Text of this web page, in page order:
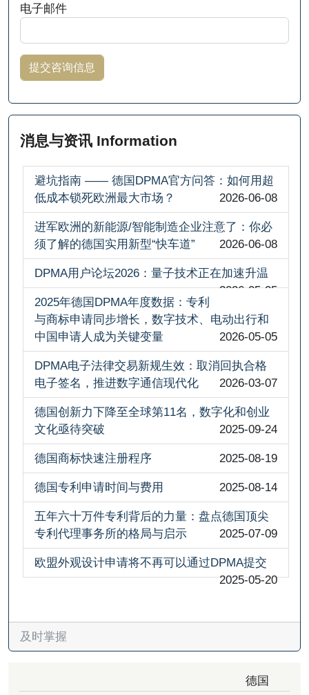
电子邮件
消息与资讯 Information
避坑指南 —— 德国DPMA官方问答：如何用超
低成本锁死欧洲最大市场？
2026-06-08
进军欧洲的新能源/智能制造企业注意了：你必
须了解的德国实用新型“快车道”
2026-06-08
DPMA用户论坛2026：量子技术正在加速升温
2026-05-05
2025年德国DPMA年度数据：专利
与商标申请同步增长，数字技术、电动出行和
中国申请人成为关键变量
2026-05-05
DPMA电子法律交易新规生效：取消回执合格
电子签名，推进数字通信现代化
2026-03-07
德国创新力下降至全球第11名，数字化和创业
文化亟待突破
2025-09-24
德国商标快速注册程序 2025-08-19
德国专利申请时间与费用 2025-08-14
五年六十万件专利背后的力量：盘点德国顶尖
专利代理事务所的格局与启示
2025-07-09
欧盟外观设计申请将不再可以通过DPMA提交
2025-05-20
及时掌握
德国